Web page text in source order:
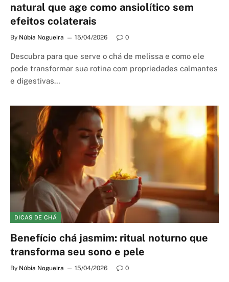
natural que age como ansiolítico sem
efeitos colaterais
By Núbia Nogueira 15/04/2026 0
Descubra para que serve o chá de melissa e como ele
pode transformar sua rotina com propriedades calmantes
e digestivas…
DICAS DE CHÁ
Benefício chá jasmim: ritual noturno que
transforma seu sono e pele
By Núbia Nogueira 15/04/2026 0